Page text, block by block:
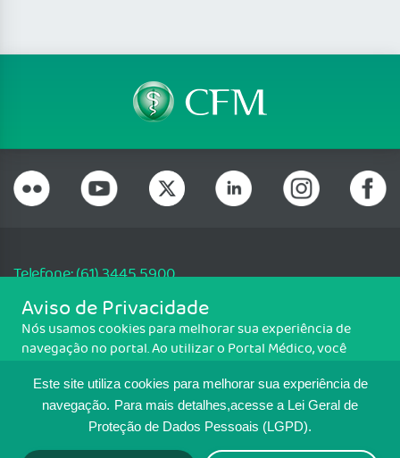
Este site utiliza cookies para melhorar sua experiência de
navegação. Para mais detalhes,acesse a Lei Geral de
Proteção de Dados Pessoais (LGPD).
Telefone: (61) 3445 5900
Email: cfm@portalmedico.org.br
SGAS 616, Conjunto D, Lote 115, L2 Sul, Brasília/DF - CEP: 70200-760 -
CNPJ: 33.583.550/0001-30
MAPA DO SITE
Aviso de Privacidade
Nós usamos cookies para melhorar sua experiência de
navegação no portal. Ao utilizar o Portal Médico, você
Para ter mais informações sobre como isso é feito, acesse
Política de cookies. Se você concorda, clique em ACEITO.